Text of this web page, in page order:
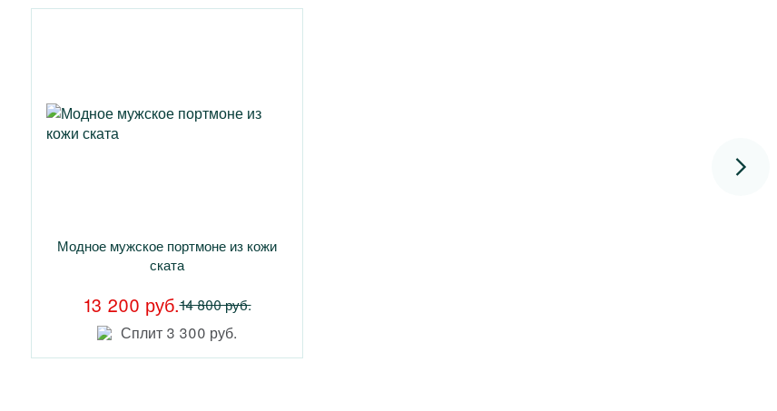
Модное мужское портмоне из кожи
ската
13 200 руб.14 800 руб.
Сплит 3 300 руб.